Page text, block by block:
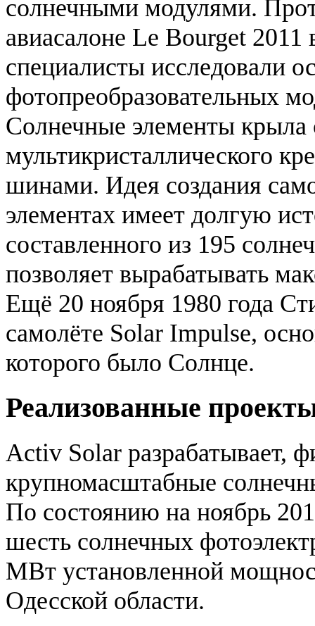
солнечными модулями.
авиасалоне Le Bourget
специалисты исследовали
фотопреобразовательных
Солнечные элементы
мультикристаллического
шинами. Идея создания
элементах имеет долгую
составленного из 195
позволяет вырабатывать
Ещё 20 ноября 1980 года
самолёте Solar Impulse,
которого было Солнце.
Реализованные
Activ Solar разрабатывает,
крупномасштабные
По состоянию на ноябрь
шесть солнечных
МВт установленной
Одесской области.